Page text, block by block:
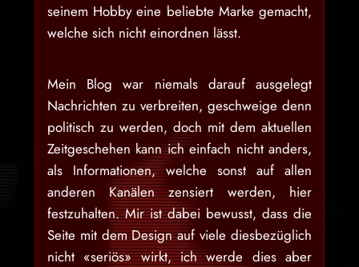
seinem Hobby eine beliebte Marke gemacht,
welche sich nicht einordnen lässt.
Mein Blog war niemals darauf ausgelegt
Nachrichten zu verbreiten, geschweige denn
politisch zu werden, doch mit dem aktuellen
Zeitgeschehen kann ich einfach nicht anders,
als Informationen, welche sonst auf allen
anderen Kanälen zensiert werden, hier
festzuhalten. Mir ist dabei bewusst, dass die
Seite mit dem Design auf viele diesbezüglich
nicht «seriös» wirkt, ich werde dies aber